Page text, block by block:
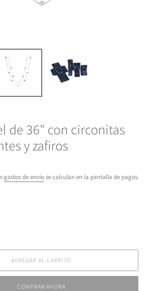
de 36" con circonitas
y zafiros
gastos de envíose calculan en la pantalla de pagos.
AGREGAR AL CARRITO
COMPRAR AHORA